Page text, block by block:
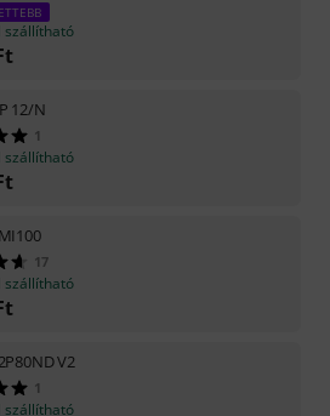
szállítható
12/N
1
szállítható
17
szállítható
V2
1
szállítható